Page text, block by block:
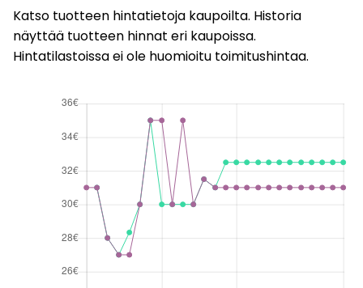
Katso tuotteen hintatietoja kaupoilta. Historia
näyttää tuotteen hinnat eri kaupoissa.
Hintatilastoissa ei ole huomioitu toimitushintaa.